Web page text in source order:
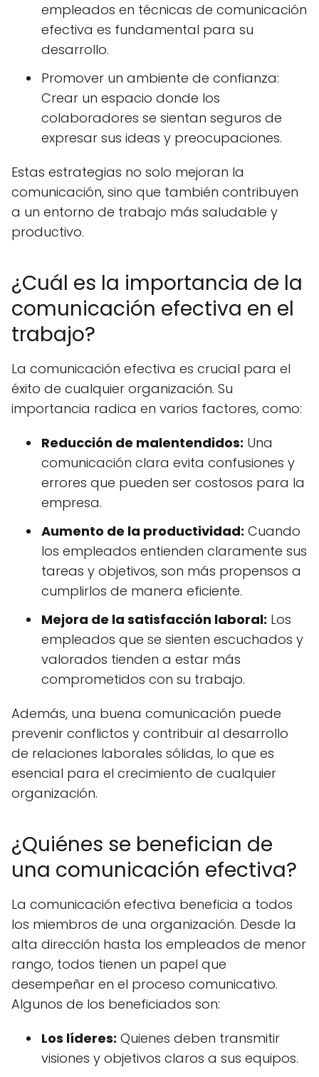
empleados en técnicas de comunicación
efectiva es fundamental para su
desarrollo.
Promover un ambiente de confianza:
Crear un espacio donde los
colaboradores se sientan seguros de
expresar sus ideas y preocupaciones.
Estas estrategias no solo mejoran la
comunicación, sino que también contribuyen
a un entorno de trabajo más saludable y
productivo.
¿Cuál es la importancia de la
comunicación efectiva en el
trabajo?
La comunicación efectiva es crucial para el
éxito de cualquier organización. Su
importancia radica en varios factores, como:
Reducción de malentendidos: Una
comunicación clara evita confusiones y
errores que pueden ser costosos para la
empresa.
Aumento de la productividad: Cuando
los empleados entienden claramente sus
tareas y objetivos, son más propensos a
cumplirlos de manera eficiente.
Mejora de la satisfacción laboral: Los
empleados que se sienten escuchados y
valorados tienden a estar más
comprometidos con su trabajo.
Además, una buena comunicación puede
prevenir conflictos y contribuir al desarrollo
de relaciones laborales sólidas, lo que es
esencial para el crecimiento de cualquier
organización.
¿Quiénes se benefician de
una comunicación efectiva?
La comunicación efectiva beneficia a todos
los miembros de una organización. Desde la
alta dirección hasta los empleados de menor
rango, todos tienen un papel que
desempeñar en el proceso comunicativo.
Algunos de los beneficiados son:
Los líderes: Quienes deben transmitir
visiones y objetivos claros a sus equipos.